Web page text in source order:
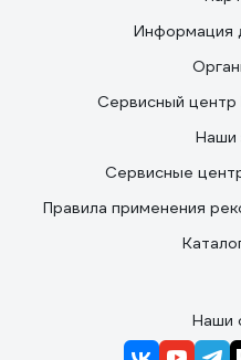
Информация
Сервисный
Наши
Сервисные
Правила применения
Наши